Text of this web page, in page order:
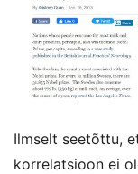
Ilmselt seetõttu,
korrelatsioon ei